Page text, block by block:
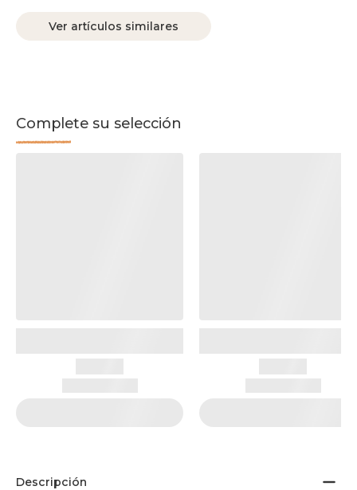
Ver artículos similares
Complete su selección
Descripción